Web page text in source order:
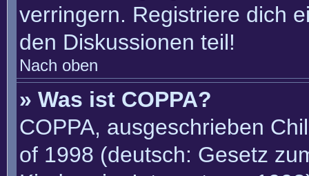
verringern. Registriere dich
den Diskussionen teil!
Nach oben
» Was ist COPPA?
COPPA, ausgeschrieben
of 1998 (deutsch: Gesetz